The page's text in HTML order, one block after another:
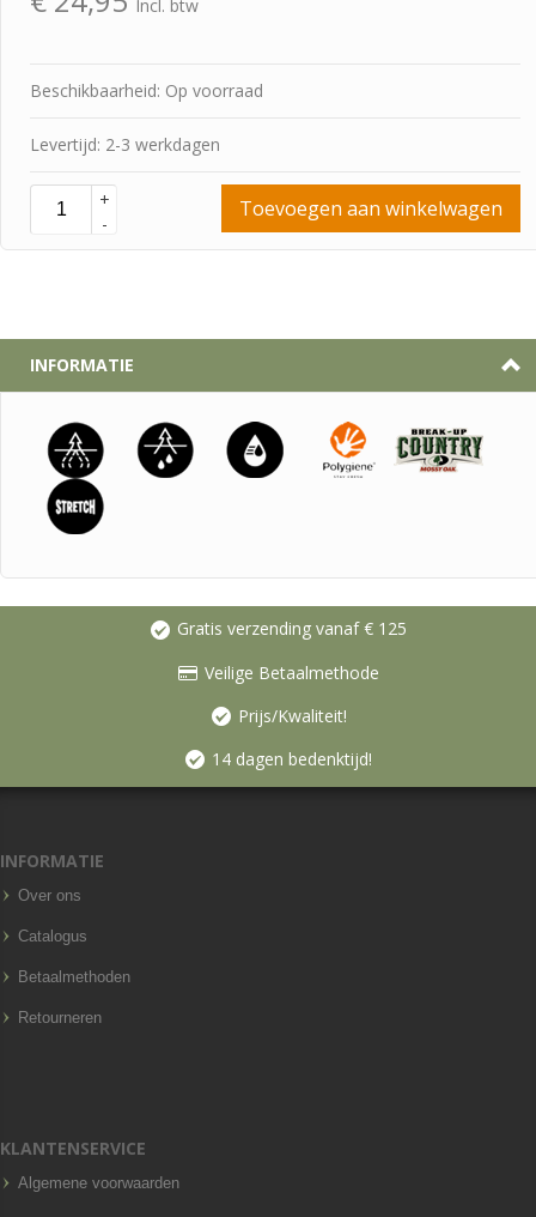
Incl. btw
Beschikbaarheid: Op voorraad
Levertijd: 2-3 werkdagen
+
-
Toevoegen aan winkelwagen
INFORMATIE
Gratis verzending vanaf € 125
Veilige Betaalmethode
Prijs/Kwaliteit!
14 dagen bedenktijd!
INFORMATIE
Over ons
Catalogus
Betaalmethoden
Retourneren
KLANTENSERVICE
Algemene voorwaarden